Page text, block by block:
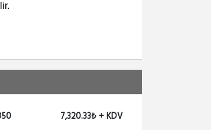
7,320.33₺ + KDV